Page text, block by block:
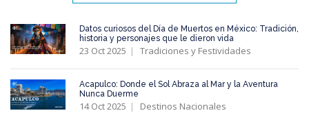
Datos curiosos del Día de Muertos en México: Tradición,
historia y personajes que le dieron vida
23 Oct 2025 Tradiciones y Festividades
Acapulco: Donde el Sol Abraza al Mar y la Aventura
Nunca Duerme
14 Oct 2025 Destinos Nacionales